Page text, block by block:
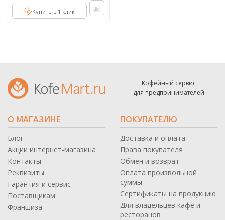
Купить в 1 клик
Кофейный сервис
для предпринимателей
О МАГАЗИНЕ
Блог
Акции интернет-магазина
Контакты
Реквизиты
Гарантия и сервис
Поставщикам
Франшиза
ПОКУПАТЕЛЮ
Доставка и оплата
Права покупателя
Обмен и возврат
Оплата произвольной
суммы
Сертификаты на продукцию
Для владельцев кафе и
ресторанов